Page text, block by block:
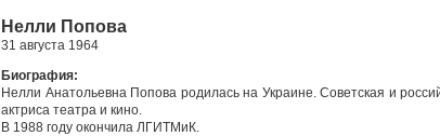
Нелли Попова
31 августа 1964
Биография:
Нелли Анатольевна Попова родилась на Украине. Советская и
актриса театра и кино.
В 1988 году окончила ЛГИТМиК.